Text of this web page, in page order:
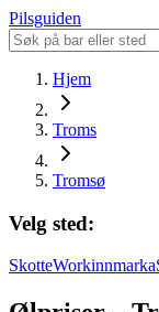
Pilsguiden
Hjem
Troms
Tromsø
Velg sted:
SkotteWorkinnmarka